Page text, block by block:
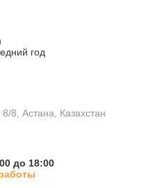
год
8, Астана, Казахстан
до 18:00